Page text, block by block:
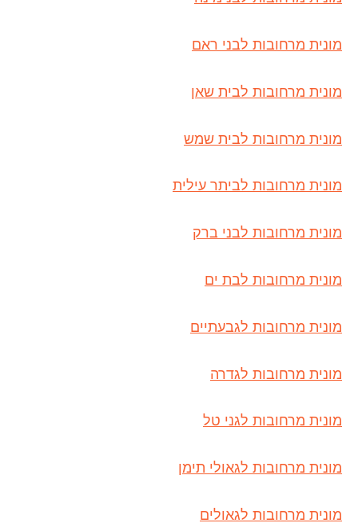
מונית מרחובות לבני ראם
מונית מרחובות לבית שאן
מונית מרחובות לבית שמש
מונית מרחובות לביתר עילית
מונית מרחובות לבני ברק
מונית מרחובות לבת ים
מונית מרחובות לגבעתיים
מונית מרחובות לגדרה
מונית מרחובות לגני טל
מונית מרחובות לגאולי תימן
מונית מרחובות לגאולים